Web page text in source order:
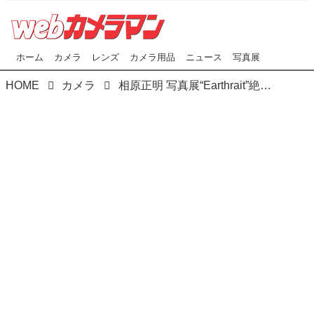
ホーム カメラ レンズ カメラ用品 ニュース 写真展
HOME カメラ 相原正明 写真展“Earthrait”絶賛開催中！ 5月31日（金）～6月26日（水）於）LUMIX GINZA TOKYO